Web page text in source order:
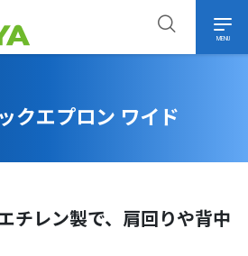
MENU
クエプロン ワイド
チレン製で、肩回りや背中